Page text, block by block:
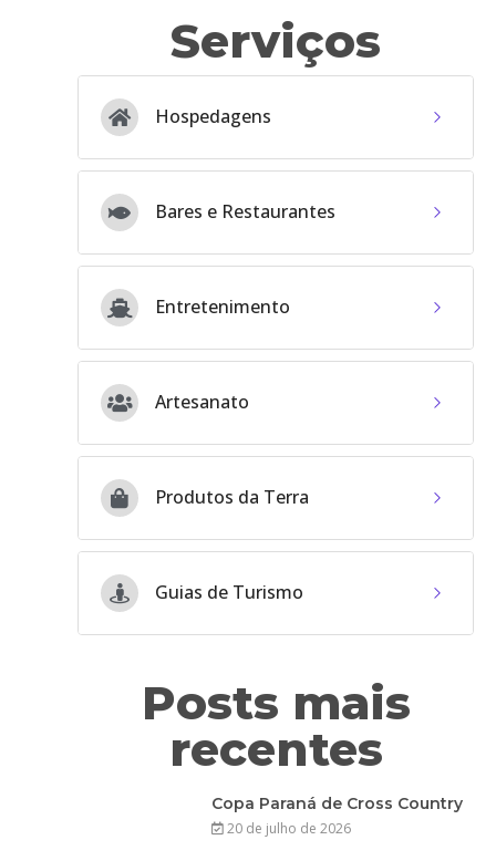
Serviços
Hospedagens
Bares e Restaurantes
Entretenimento
Artesanato
Produtos da Terra
Guias de Turismo
Posts mais
recentes
Copa Paraná de Cross Country
20 de julho de 2026